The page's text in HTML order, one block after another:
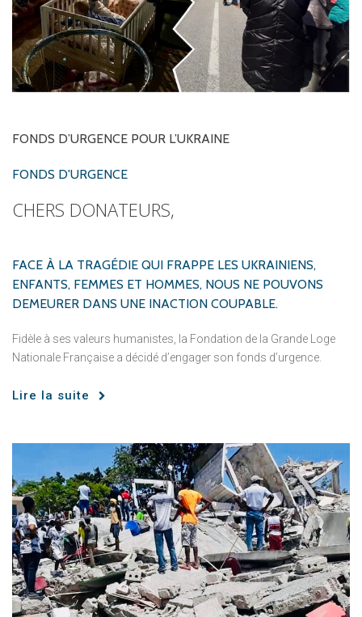
FONDS D’URGENCE POUR L’UKRAINE
FONDS D'URGENCE
CHERS DONATEURS,
FACE À LA TRAGÉDIE QUI FRAPPE LES UKRAINIENS,
ENFANTS, FEMMES ET HOMMES, NOUS NE POUVONS
DEMEURER DANS UNE INACTION COUPABLE.
Fidèle à ses valeurs humanistes, la Fondation de la Grande Loge
Nationale Française a décidé d’engager son fonds d’urgence.
Lire la suite